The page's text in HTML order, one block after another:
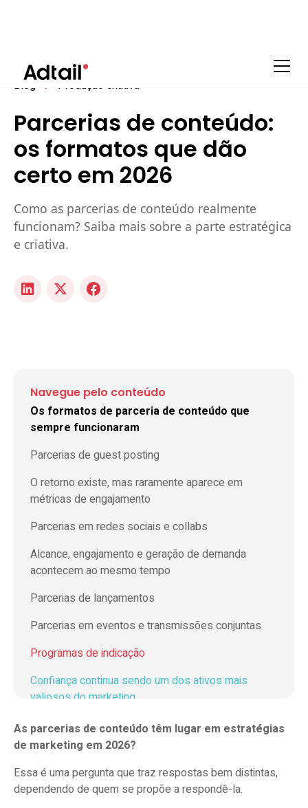
Blog Produção criativa
Parcerias de conteúdo:
os formatos que dão
certo em 2026
Como as parcerias de conteúdo realmente
funcionam? Saiba mais sobre a parte estratégica
e criativa.
Navegue pelo conteúdo
Os formatos de parceria de conteúdo que
sempre funcionaram
Parcerias de guest posting
O retorno existe, mas raramente aparece em
métricas de engajamento
Parcerias em redes sociais e collabs
Alcance, engajamento e geração de demanda
acontecem ao mesmo tempo
Parcerias de lançamentos
Parcerias em eventos e transmissões conjuntas
Programas de indicação
Confiança continua sendo um dos ativos mais
valiosos do marketing
Como fazer uma boa parceria de conteúdo em
2026? Área por área
Escolha parceiros que resolvem problemas
diferentes dos seus
As parcerias de conteúdo têm lugar em estratégias
de marketing em 2026?
Essa é uma pergunta que traz respostas bem distintas,
dependendo de quem se propõe a respondê-la.